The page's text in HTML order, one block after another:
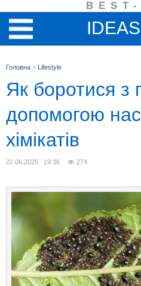
BEST-
Головна > Lifestyle
Як боротися з
допомогою
хімікатів
22.06.2025 19:36 274